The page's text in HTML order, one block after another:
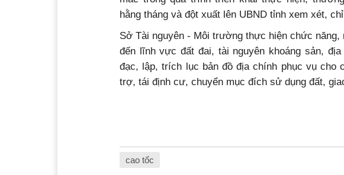
hằng tháng và đột xuất lên UBND tỉnh xem xét,
Sở Tài nguyên - Môi trường thực hiện chức năng,
đến lĩnh vực đất đai, tài nguyên khoáng sản,
đạc, lập, trích lục bản đồ địa chính phục vụ cho
trợ, tái định cư, chuyển mục đích sử dụng đất,
cao tốc